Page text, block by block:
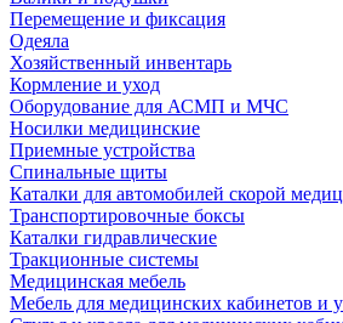
Перемещение и фиксация
Одеяла
Хозяйственный инвентарь
Кормление и уход
Оборудование для АСМП и МЧС
Носилки медицинские
Приемные устройства
Спинальные щиты
Каталки для автомобилей скорой
Транспортировочные боксы
Каталки гидравлические
Тракционные системы
Медицинская мебель
Мебель для медицинских кабинетов и